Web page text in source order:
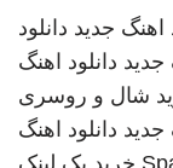
اهنگ جدید دانلود
جدید دانلود اهنگ
شال و روسری
جدید دانلود اهنگ
خرید بک لینک